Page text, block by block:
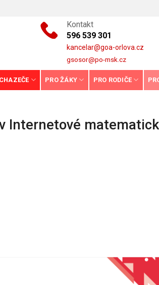
Kontakt
596 539 301
kancelar@goa-orlova.cz
gsosor@po-msk.cz
PRO ŽÁKY PRO RODIČE
Internetové